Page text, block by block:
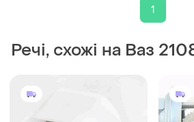
1
Речі, схожі на Ваз